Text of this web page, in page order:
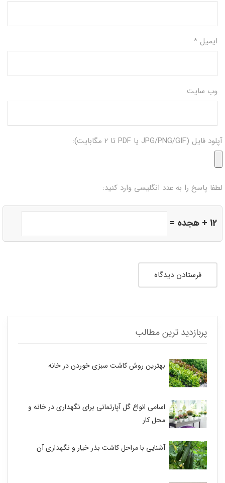
ایمیل *
وب‌ سایت
آپلود فایل (JPG/PNG/GIF یا PDF تا ۲ مگابایت):
لطفا پاسخ را به عدد انگلیسی وارد کنید:
12 + هجده =
پربازدید ترین مطالب
بهترین روش کاشت سبزی خوردن در خانه
اسامی انواع گل آپارتمانی برای نگهداری در خانه و
محل کار
آشنایی با مراحل کاشت بذر خیار و نگهداری آن